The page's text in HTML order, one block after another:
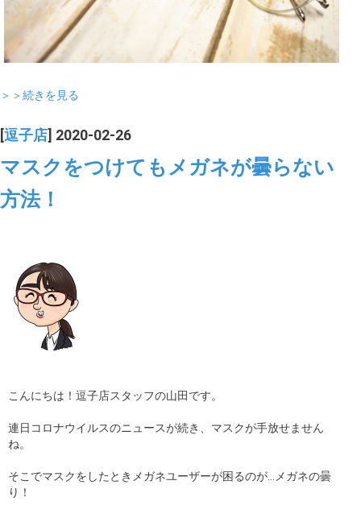
＞＞続きを見る
[逗子店] 2020-02-26
マスクをつけてもメガネが曇らない
方法！
こんにちは！逗子店スタッフの山田です。
連日コロナウイルスのニュースが続き、マスクが手放せません
ね。
そこでマスクをしたときメガネユーザーが困るのが…メガネの曇
り！